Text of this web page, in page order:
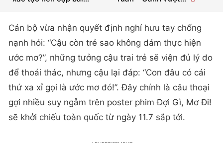
Cán bộ vừa nhận quyết định nghỉ hưu tay chống
nạnh hỏi: “Cậu còn trẻ sao không dám thực hiện
ước mơ?”, những tưởng cậu trai trẻ sẽ viện đủ lý do
để thoái thác, nhưng cậu lại đáp: “Con đâu có cái
thứ xa xỉ gọi là ước mơ đó!”. Đây chính là câu thoại
gợi nhiều suy ngẫm trên poster phim Đợi Gì, Mơ Đi!
sẽ khởi chiếu toàn quốc từ ngày 11.7 sắp tới.